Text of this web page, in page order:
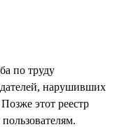
по труду
нарушивших
этот реестр